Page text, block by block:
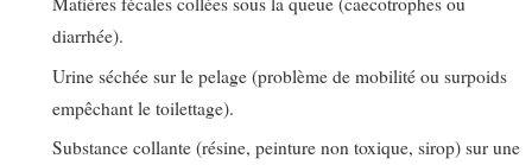
diarrhée).
Urine séchée sur le pelage (problème de mobilité ou surpoids
empêchant le toilettage).
Substance collante (résine, peinture non toxique, sirop) sur une